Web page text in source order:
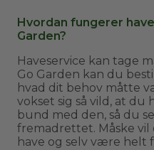
Hvordan fungerer
Garden?
Haveservice kan tage
Go Garden kan du
hvad dit behov måtte
vokset sig så vild, at du
bund med den, så du
fremadrettet. Måske
have og selv være helt